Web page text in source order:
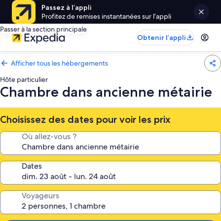
Passez à l’appli
Profitez de remises instantanées sur l’appli
Passer à la section principale
Obtenir l’appli
Afficher tous les hébergements
Hôte particulier
Chambre dans ancienne métairie
Choisissez des dates pour voir les prix
Où allez-vous ?
Dates
Voyageurs